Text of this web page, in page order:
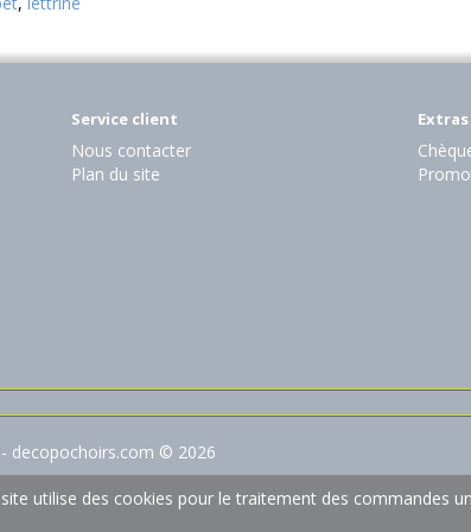
Service client
Nous contacter
Plan du site
Extras
- decopochoirs.com © 2026
site utilise des cookies pour le traitement des commandes